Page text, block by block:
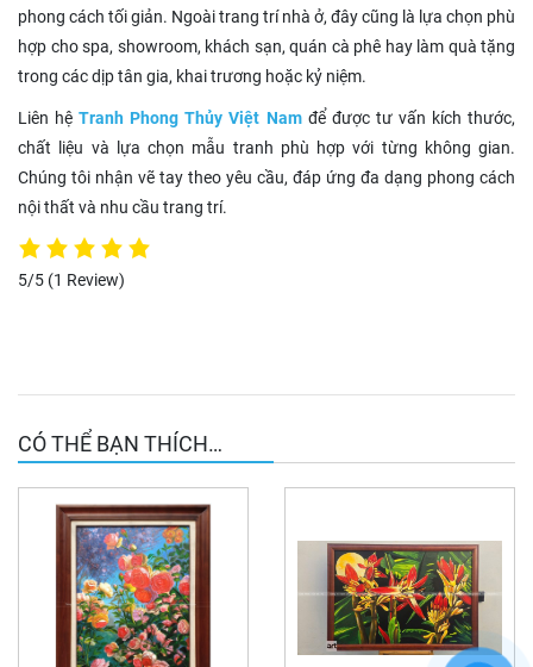
phong cách tối giản. Ngoài trang trí nhà ở, đây cũng là lựa chọn phù
hợp cho spa, showroom, khách sạn, quán cà phê hay làm quà tặng
trong các dịp tân gia, khai trương hoặc kỷ niệm.
Liên hệTranh Phong Thủy Việt Namđể được tư vấn kích thước,
chất liệu và lựa chọn mẫu tranh phù hợp với từng không gian.
Chúng tôi nhận vẽ tay theo yêu cầu, đáp ứng đa dạng phong cách
nội thất và nhu cầu trang trí.
5/5 (1 Review)
CÓ THỂ BẠN THÍCH…